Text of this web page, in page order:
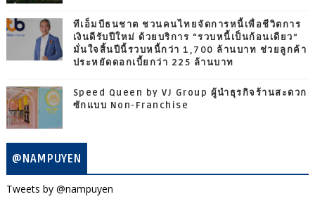
ทีเอ็มบีธนชาต ชวนคนไทยจัดการหนี้เพื่อชีวิตการ
เงินดีรับปีใหม่ ด้วยบริการ “รวบหนี้เป็นก้อนเดียว”
มั่นใจสิ้นปีนี้รวบหนี้กว่า 1,700 ล้านบาท ช่วยลูกค้า
ประหยัดดอกเบี้ยกว่า 225 ล้านบาท
Speed Queen by VJ Group ผู้นำธุรกิจร้านสะดวก
ซักแบบ Non-Franchise
@NAMPUYEN
Tweets by @nampuyen